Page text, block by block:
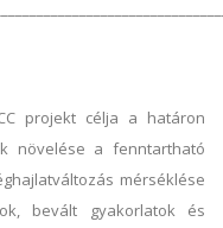
projekt célja a határon
növelése a fenntartható
mérséklése
bevált gyakorlatok és